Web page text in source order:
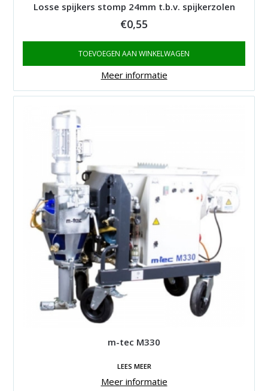
Losse spijkers stomp 24mm t.b.v. spijkerzolen
€0,55
TOEVOEGEN AAN WINKELWAGEN
Meer informatie
m-tec M330
LEES MEER
Meer informatie